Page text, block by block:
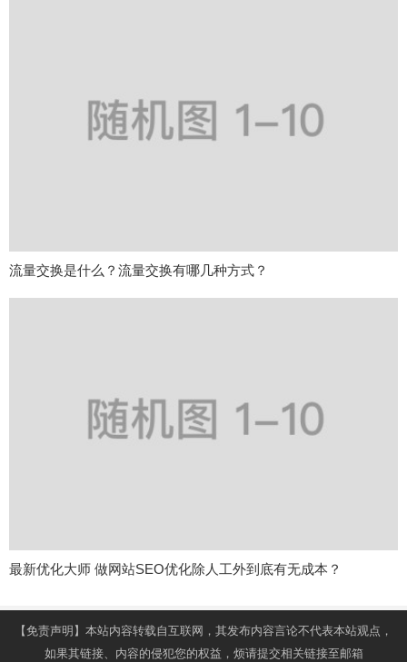
流量交换是什么？流量交换有哪几种方式？
最新优化大师 做网站SEO优化除人工外到底有无成本？
【免责声明】本站内容转载自互联网，其发布内容言论不代表本站观点，
如果其链接、内容的侵犯您的权益，烦请提交相关链接至邮箱